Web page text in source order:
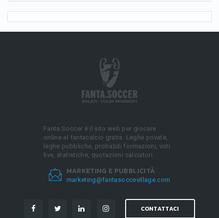
Fanta.Soccer è il sito web per giocare
online al fantacalcio gratis. Leghe private,
leghe pubbliche, probabili formazioni, voti
live, statistiche, quotazioni calciatori.
MARKETING E PUBBLICITÀ
marketing@fantasoccevillage.com
CONTATTACI